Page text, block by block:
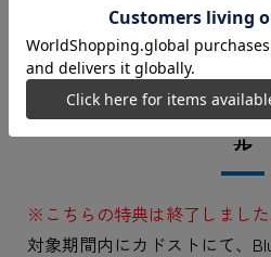
Blu-ray&DVD 全巻購入特典
【全巻購入
アニメ描き下ろしイラスト
ル
※こちらの特典は終了しました
対象期間内にカドストにて、